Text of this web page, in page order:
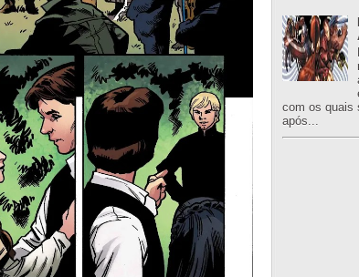
com os quais
após...